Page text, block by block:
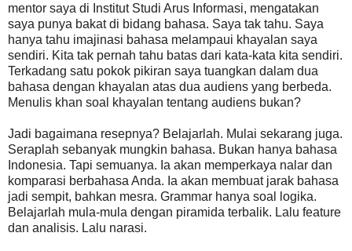
mentor saya di Institut Studi Arus Informasi, mengatakan
saya punya bakat di bidang bahasa. Saya tak tahu. Saya
hanya tahu imajinasi bahasa melampaui khayalan saya
sendiri. Kita tak pernah tahu batas dari kata-kata kita sendiri.
Terkadang satu pokok pikiran saya tuangkan dalam dua
bahasa dengan khayalan atas dua audiens yang berbeda.
Menulis khan soal khayalan tentang audiens bukan?
Jadi bagaimana resepnya? Belajarlah. Mulai sekarang juga.
Seraplah sebanyak mungkin bahasa. Bukan hanya bahasa
Indonesia. Tapi semuanya. Ia akan memperkaya nalar dan
komparasi berbahasa Anda. Ia akan membuat jarak bahasa
jadi sempit, bahkan mesra. Grammar hanya soal logika.
Belajarlah mula-mula dengan piramida terbalik. Lalu feature
dan analisis. Lalu narasi.